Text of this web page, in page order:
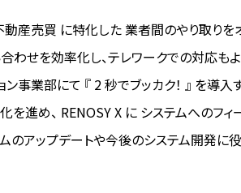
不動産売買 に特化した 業者間のやり取り
わせを効率化し、テレワークでの対応も
ン事業部にて 『 2 秒でブッカク！ 』 を導入
進め、 RENOSY X に システムへのフィ
のアップデートや今後のシステム開発に